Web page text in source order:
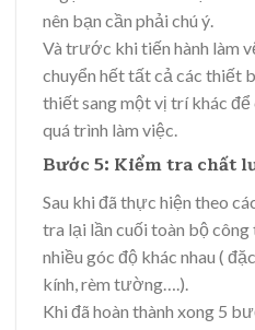
nên bạn cần phải chú ý.
Và trước khi tiến hành làm
chuyển hết tất cả các thiết
thiết sang một vị trí khác
quá trình làm việc.
Bước 5: Kiểm tra chất
Sau khi đã thực hiện theo
tra lại lần cuối toàn bộ
nhiều góc độ khác nhau (
kính, rèm tường….).
Khi đã hoàn thành xong 5